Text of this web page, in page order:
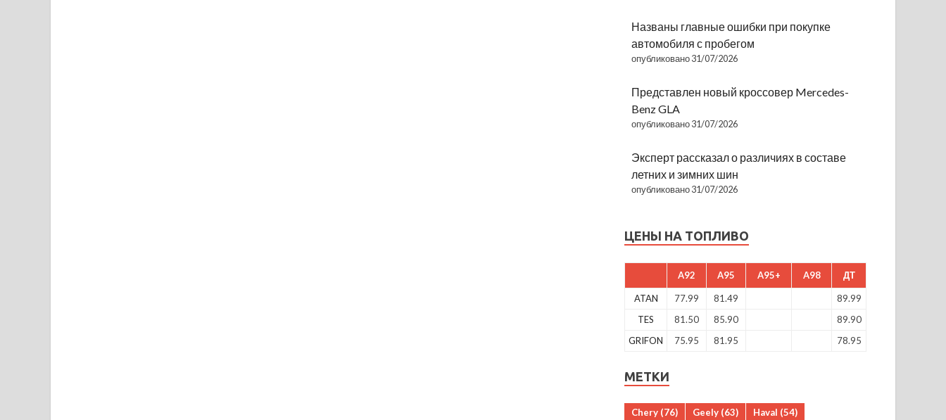
Названы главные ошибки при покупке
автомобиля с пробегом
опубликовано 31/07/2026
Представлен новый кроссовер Mercedes-
Benz GLA
опубликовано 31/07/2026
Эксперт рассказал о различиях в составе
летних и зимних шин
опубликовано 31/07/2026
ЦЕНЫ НА ТОПЛИВО
A92 A95 A95+ A98 ДТ
ATAN 77.99 81.49
89.99
TES
81.50 85.90
89.90
GRIFON
75.95 81.95 78.95
МЕТКИ
Chery (76) Geely (63) Haval (54)